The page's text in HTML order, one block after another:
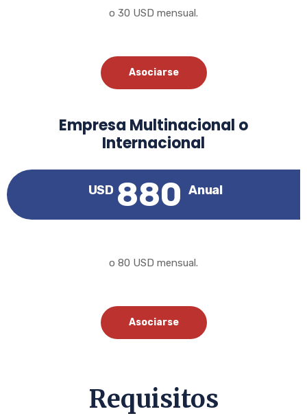
o 30 USD mensual.
Asociarse
Empresa Multinacional o
Internacional
USD 880 Anual
o 80 USD mensual.
Asociarse
Requisitos